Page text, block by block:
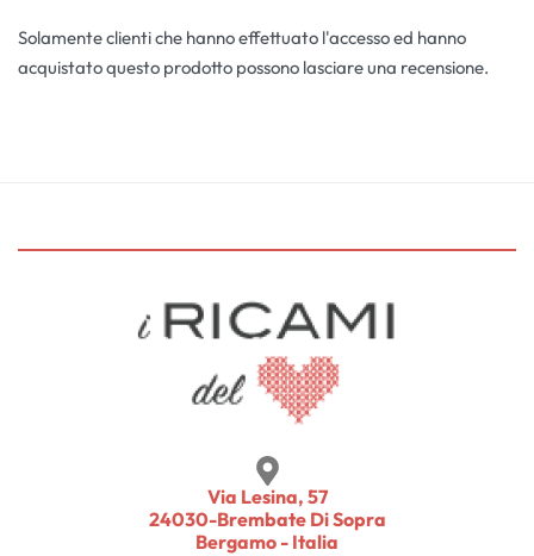
Solamente clienti che hanno effettuato l'accesso ed hanno
acquistato questo prodotto possono lasciare una recensione.
Via Lesina, 57
24030-Brembate Di Sopra
Bergamo - Italia